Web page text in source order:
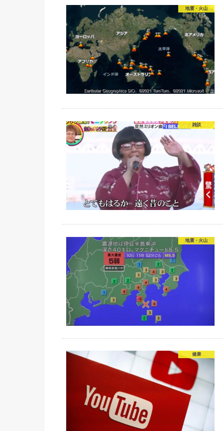
地震・火山
雑談
地震・火山
健康